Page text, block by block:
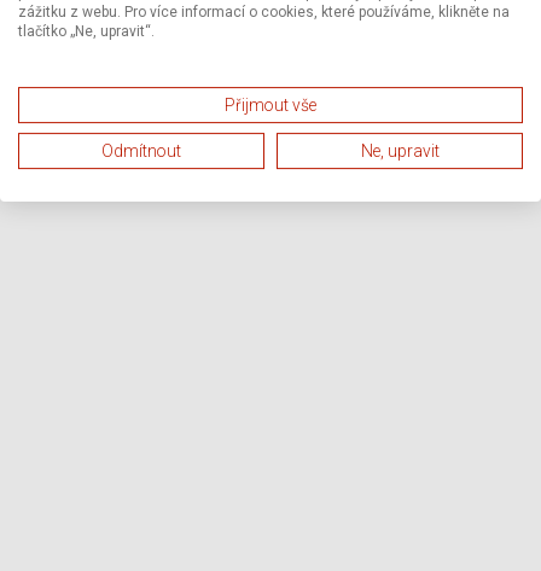
zážitku z webu. Pro více informací o cookies, které používáme, klikněte na
tlačítko „Ne, upravit“.
Přijmout vše
Odmítnout Ne, upravit